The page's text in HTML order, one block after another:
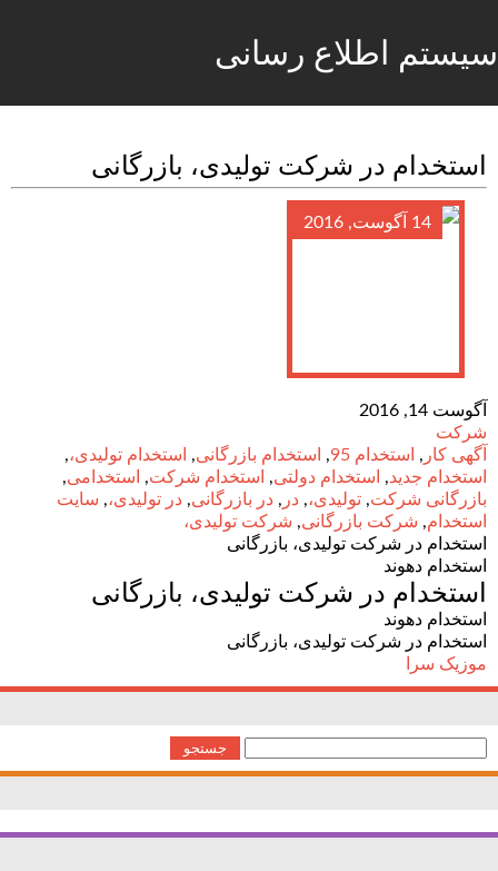
سیستم اطلاع رسانی
استخدام در شرکت تولیدی، بازرگانی
14 آگوست, 2016
آگوست 14, 2016
شرکت
آگهی کار , استخدام 95 , استخدام بازرگانی, استخدام تولیدی،,
استخدام جدید, استخدام دولتی, استخدام شرکت, استخدامی,
بازرگانی شرکت, تولیدی،, در , در بازرگانی, در تولیدی،, سایت
استخدام, شرکت بازرگانی, شرکت تولیدی،
استخدام در شرکت تولیدی، بازرگانی
استخدام دهوند
استخدام در شرکت تولیدی، بازرگانی
استخدام دهوند
استخدام در شرکت تولیدی، بازرگانی
موزیک سرا
برای: